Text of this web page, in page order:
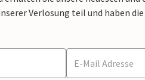
Verlosung teil und haben